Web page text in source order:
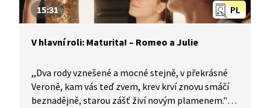
PL
15:31
V hlavní roli: Maturita! – Romeo a Julie
,,Dva rody vznešené a mocné stejně, v překrásné
Veroně, kam vás teď zvem, krev krví znovu smáčí
beznadějně, starou zášť živí novým plamenem."